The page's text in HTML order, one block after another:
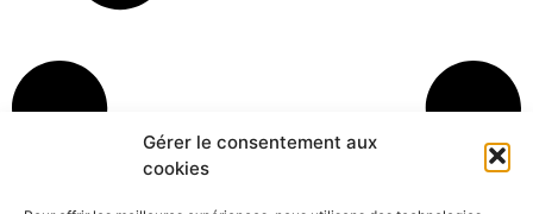
Gérer le consentement aux
cookies